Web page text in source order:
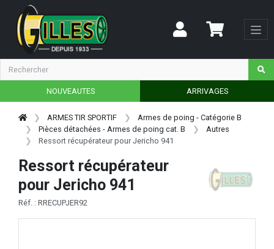
NOUVEAUTES ARRIVAGES
ARMES TIR SPORTIF
Armes de poing - Catégorie B
Pièces détachées - Armes de poing cat. B
Autres
Ressort récupérateur pour Jericho 941
Ressort récupérateur
pour Jericho 941
Réf. : RRECUPJER92